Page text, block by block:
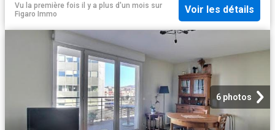
Vu la première fois il y a plus d'un mois sur
Figaro Immo
Voir les détails
6 photos